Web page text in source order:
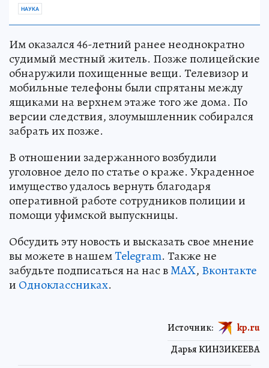
НАУКА
Им оказался 46-летний ранее неоднократно
судимый местный житель. Позже полицейские
обнаружили похищенные вещи. Телевизор и
мобильные телефоны были спрятаны между
ящиками на верхнем этаже того же дома. По
версии следствия, злоумышленник собирался
забрать их позже.
В отношении задержанного возбудили
уголовное дело по статье о краже. Украденное
имущество удалось вернуть благодаря
оперативной работе сотрудников полиции и
помощи уфимской выпускницы.
Обсудить эту новость и высказать свое мнение
вы можете в нашемTelegram. Также не
забудьте подписаться на нас вMAX, Вконтакте
и Одноклассниках.
Дарья КИНЗИКЕЕВА
Источник: kp.ru